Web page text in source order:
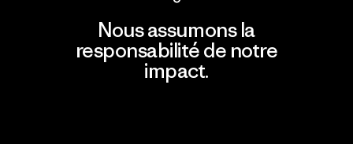
Nous assumons la
responsabilité de notre
impact.